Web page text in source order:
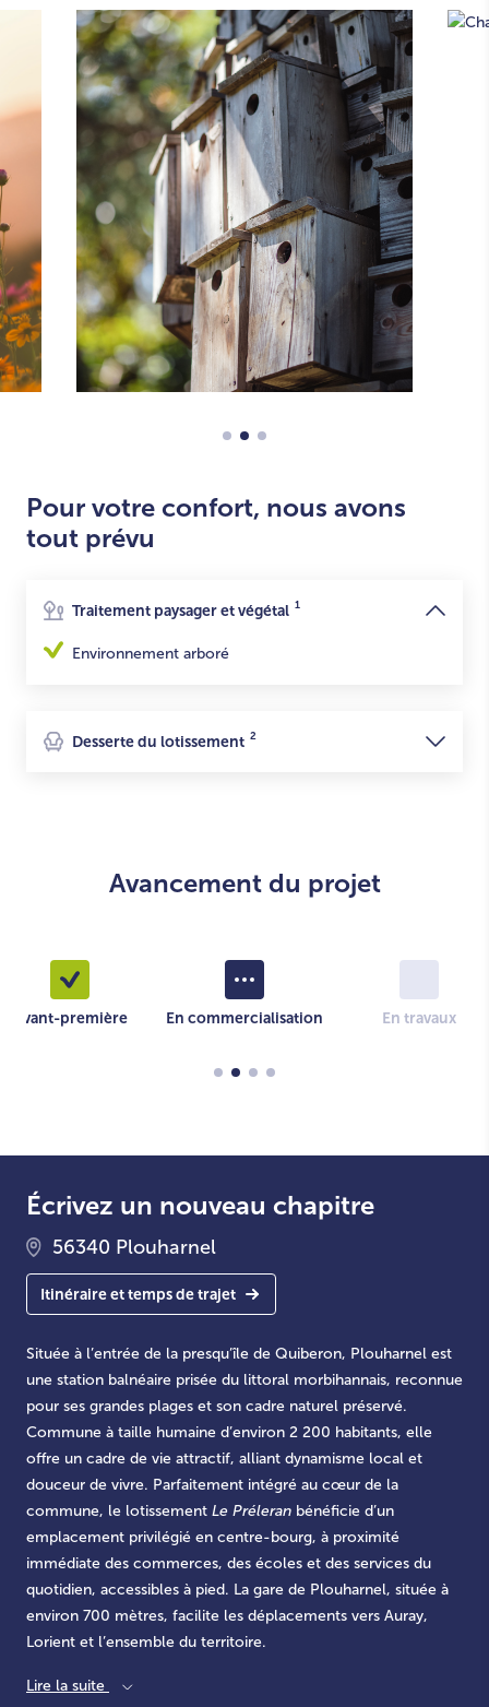
Pour votre confort, nous avons
tout prévu
Traitement paysager et végétal 1
Environnement arboré
Desserte du lotissement 2
Avancement du projet
Avant-première En commercialisation En travaux
Écrivez un nouveau chapitre
56340 Plouharnel
Itinéraire et temps de trajet
Située à l’entrée de la presqu’île de Quiberon, Plouharnel est
une station balnéaire prisée du littoral morbihannais, reconnue
pour ses grandes plages et son cadre naturel préservé.
Commune à taille humaine d’environ 2 200 habitants, elle
offre un cadre de vie attractif, alliant dynamisme local et
douceur de vivre. Parfaitement intégré au cœur de la
commune, le lotissement Le Préleran bénéficie d’un
emplacement privilégié en centre-bourg, à proximité
immédiate des commerces, des écoles et des services du
quotidien, accessibles à pied. La gare de Plouharnel, située à
environ 700 mètres, facilite les déplacements vers Auray,
Lorient et l’ensemble du territoire.
Lire la suite